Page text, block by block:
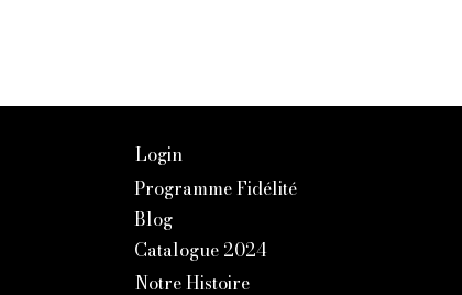
Login
Programme Fidélité
Blog
Catalogue 2024
Notre Histoire